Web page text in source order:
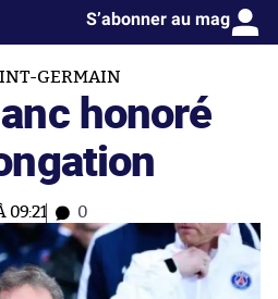
S’abonner au mag
GERMAIN
honoré
09:21 0